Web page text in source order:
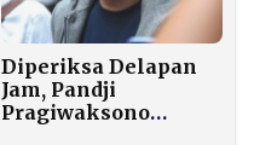
Diperiksa Delapan
Jam, Pandji
Pragiwaksono